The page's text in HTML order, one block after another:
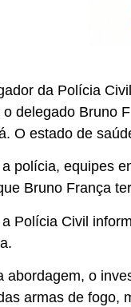
da Polícia
delegado Bruno
O estado de
polícia, equipes
Bruno França
Polícia Civil
abordagem, o
armas de fogo,